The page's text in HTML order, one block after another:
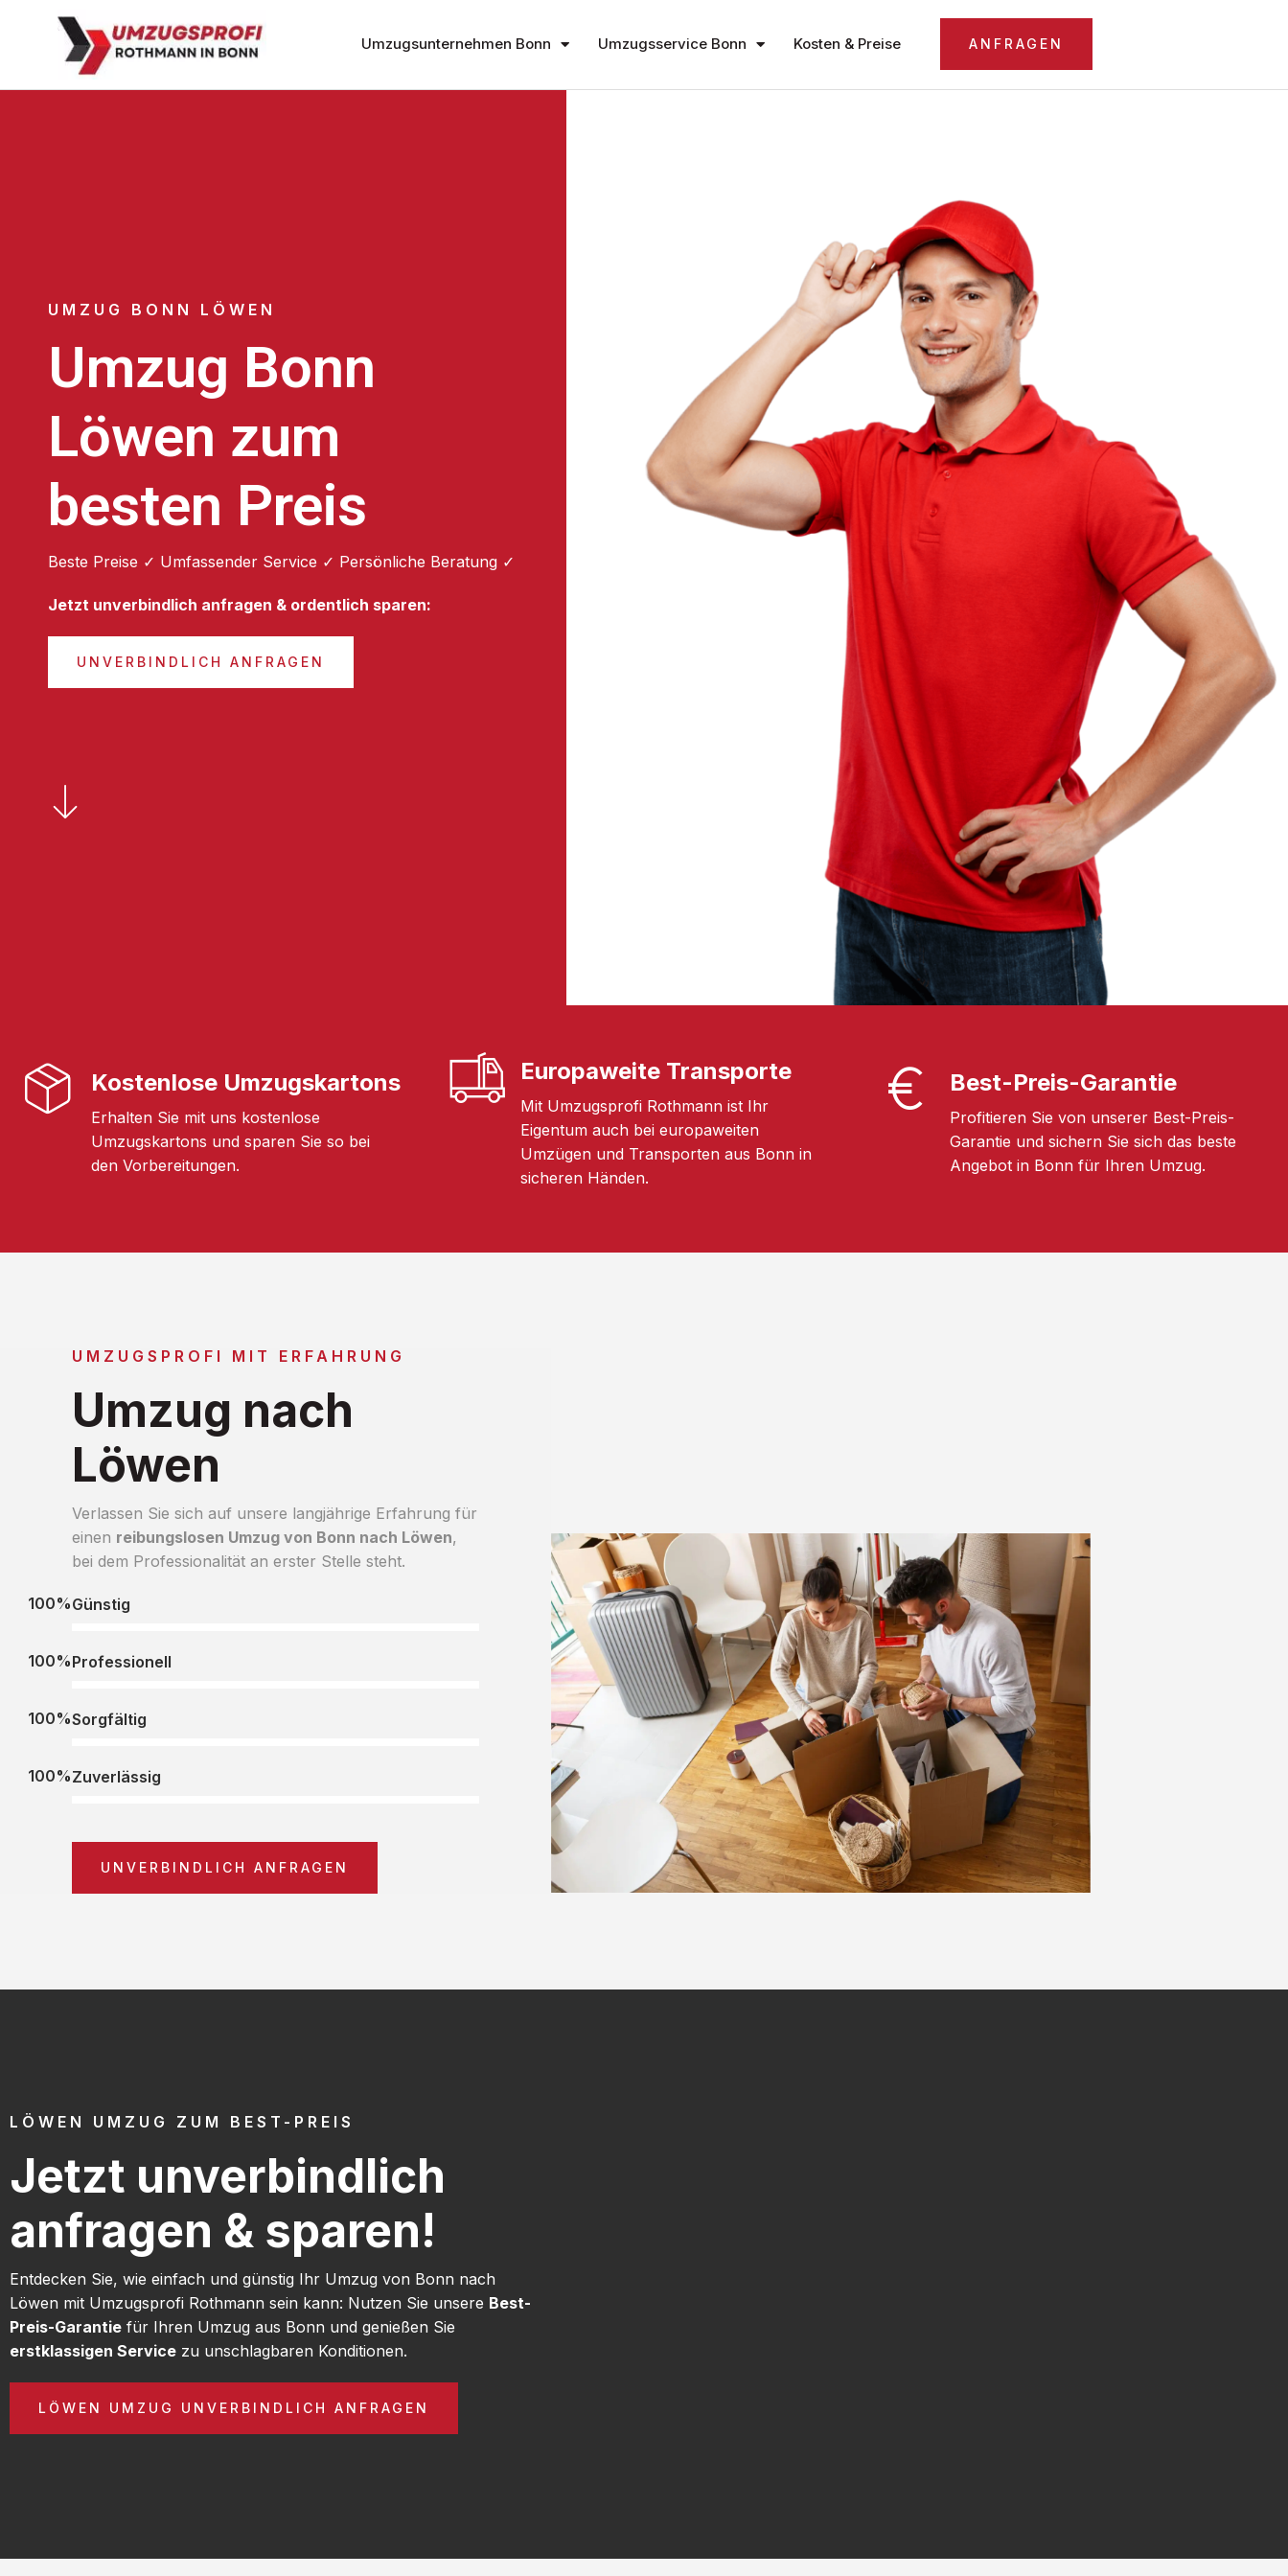
Umzugsunternehmen Bonn Umzugsservice Bonn Kosten & Preise ANFRAGEN
UMZUG BONN LÖWEN
Umzug Bonn
Löwen zum
besten Preis
Beste Preise ✓ Umfassender Service ✓ Persönliche Beratung ✓
Jetzt unverbindlich anfragen & ordentlich sparen:
UNVERBINDLICH ANFRAGEN
Kostenlose Umzugskartons
Erhalten Sie mit uns kostenlose
Umzugskartons und sparen Sie so bei
den Vorbereitungen.
Europaweite Transporte
Mit Umzugsprofi Rothmann ist Ihr
Eigentum auch bei europaweiten
Umzügen und Transporten aus Bonn in
sicheren Händen.
Best-Preis-Garantie
Profitieren Sie von unserer Best-Preis-
Garantie und sichern Sie sich das beste
Angebot in Bonn für Ihren Umzug.
UMZUGSPROFI MIT ERFAHRUNG
Umzug nach
Löwen
Verlassen Sie sich auf unsere langjährige Erfahrung für
einen reibungslosen Umzug von Bonn nach Löwen,
bei dem Professionalität an erster Stelle steht.
Günstig
100%
Professionell
100%
Sorgfältig
100%
Zuverlässig
100%
UNVERBINDLICH ANFRAGEN
LÖWEN UMZUG ZUM BEST-PREIS
Jetzt unverbindlich
anfragen & sparen!
Entdecken Sie, wie einfach und günstig Ihr Umzug von Bonn nach
Löwen mit Umzugsprofi Rothmann sein kann: Nutzen Sie unsere Best-
Preis-Garantie für Ihren Umzug aus Bonn und genießen Sie
erstklassigen Service zu unschlagbaren Konditionen.
LÖWEN UMZUG UNVERBINDLICH ANFRAGEN